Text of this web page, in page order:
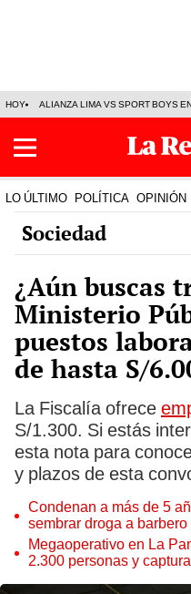
HOY ALIANZA LIMA VS SPORT BOYS
LO ÚLTIMO POLÍTICA OPINIÓN
Sociedad
¿Aún buscas
Ministerio
puestos
de hasta S/
La Fiscalía ofrece
S/1.300. Si estás
esta nota para
y plazos de esta
Condenan a más de 5
sembrar droga a
Megaoperativo en La
2.300 personas y